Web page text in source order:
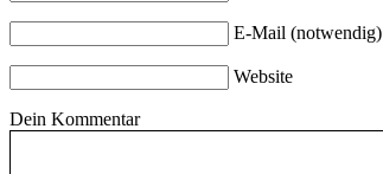
E-Mail (notwendig)
Website
Dein Kommentar